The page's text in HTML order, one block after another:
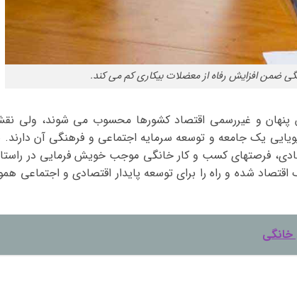
ضمن افزایش رفاه از معضلات بیکاری کم می کند.
و غیررسمی اقتصاد کشورها محسوب می شوند، ولی
یک جامعه و توسعه سرمایه اجتماعی و فرهنگی آن دارند.
فرصتهای کسب و کار خانگی موجب خویش فرمایی در
شده و راه را برای توسعه پایدار اقتصادی و اجتماعی
خانگی